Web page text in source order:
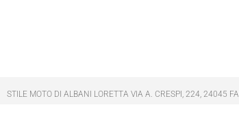
STILE MOTO DI ALBANI LORETTA VIA A. CRESPI, 224, 24045